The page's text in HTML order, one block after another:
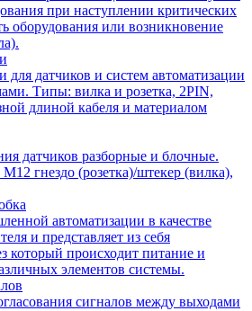
при наступлении критических
оборудования или возникновение
для датчиков и систем автоматизации
Типы: вилка и розетка, 2PIN,
длиной кабеля и материалом
датчиков разборные и блочные.
гнездо (розетка)/штекер (вилка),
автоматизации в качестве
и представляет из себя
который происходит питание и
элементов системы.
сигналов между выходами